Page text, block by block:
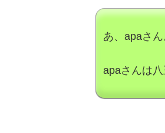
あ、apaさん
apaさんは